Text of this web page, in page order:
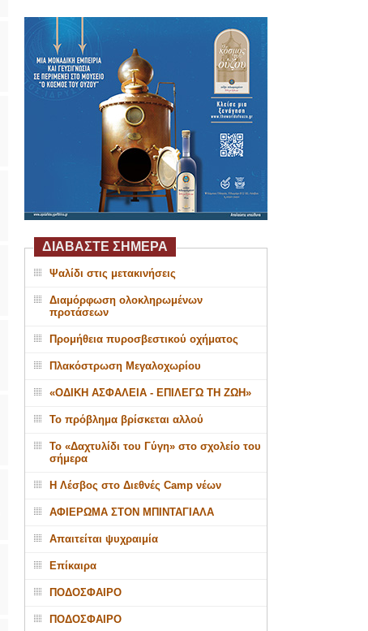
ΔΙΑΒΑΣΤΕ ΣΗΜΕΡΑ
Ψαλίδι στις μετακινήσεις
Διαμόρφωση ολοκληρωμένων
προτάσεων
Προμήθεια πυροσβεστικού οχήματος
Πλακόστρωση Μεγαλοχωρίου
«ΟΔΙΚΗ ΑΣΦΑΛΕΙΑ - ΕΠΙΛΕΓΩ ΤΗ ΖΩΗ»
Το πρόβλημα βρίσκεται αλλού
Το «Δαχτυλίδι του Γύγη» στο σχολείο του
σήμερα
Η Λέσβος στο Διεθνές Camp νέων
ΑΦΙΕΡΩΜΑ ΣΤΟΝ ΜΠΙΝΤΑΓΙΑΛΑ
Απαιτείται ψυχραιμία
Επίκαιρα
ΠΟΔΟΣΦΑΙΡΟ
ΠΟΔΟΣΦΑΙΡΟ